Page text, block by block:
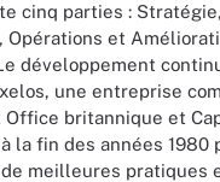
cinq parties :
Opérations et
développement
une entreprise
Office britannique et
la fin des années 1980
meilleures pratiques